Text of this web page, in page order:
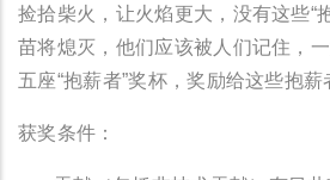
捡拾柴火，让火焰更大，没有这些“
苗将熄灭，他们应该被人们记住，
五座“抱薪者”奖杯，奖励给这些抱薪
获奖条件：